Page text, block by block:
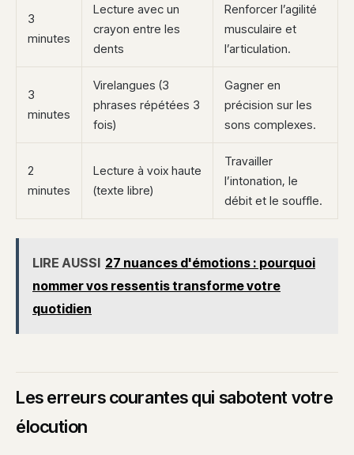
3
minutes
Lecture avec un
crayon entre les
dents
Renforcer l’agilité
musculaire et
l’articulation.
3
minutes
Virelangues (3
phrases répétées 3
fois)
Gagner en
précision sur les
sons complexes.
2
minutes
Lecture à voix haute
(texte libre)
Travailler
l’intonation, le
débit et le souffle.
LIRE AUSSI 27 nuances d'émotions : pourquoi
nommer vos ressentis transforme votre
quotidien
Les erreurs courantes qui sabotent votre
élocution